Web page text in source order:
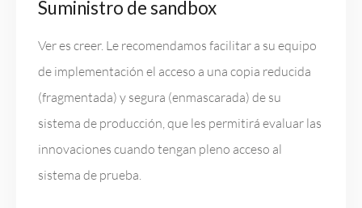
Suministro de sandbox
Ver es creer. Le recomendamos facilitar a su equipo
de implementación el acceso a una copia reducida
(fragmentada) y segura (enmascarada) de su
sistema de producción, que les permitirá evaluar las
innovaciones cuando tengan pleno acceso al
sistema de prueba.